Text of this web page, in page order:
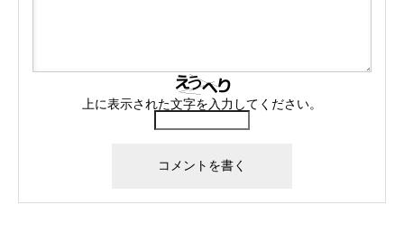
上に表示された文字を入力してください。